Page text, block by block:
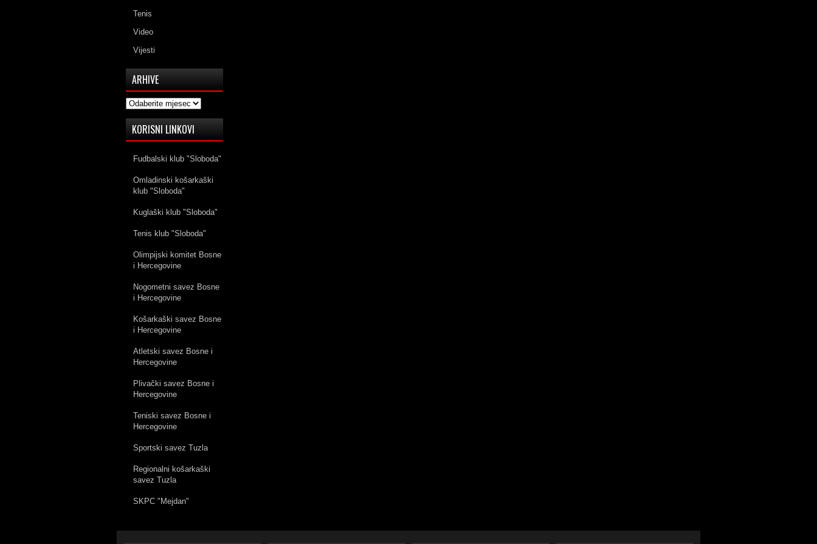
Tenis
Video
Vijesti
ARHIVE
Arhive
KORISNI LINKOVI
Fudbalski klub "Sloboda"
Omladinski košarkaški
klub "Sloboda"
Kuglaški klub "Sloboda"
Tenis klub "Sloboda"
Olimpijski komitet Bosne
i Hercegovine
Nogometni savez Bosne
i Hercegovine
Košarkaški savez Bosne
i Hercegovine
Atletski savez Bosne i
Hercegovine
Plivački savez Bosne i
Hercegovine
Teniski savez Bosne i
Hercegovine
Sportski savez Tuzla
Regionalni košarkaški
savez Tuzla
SKPC "Mejdan"